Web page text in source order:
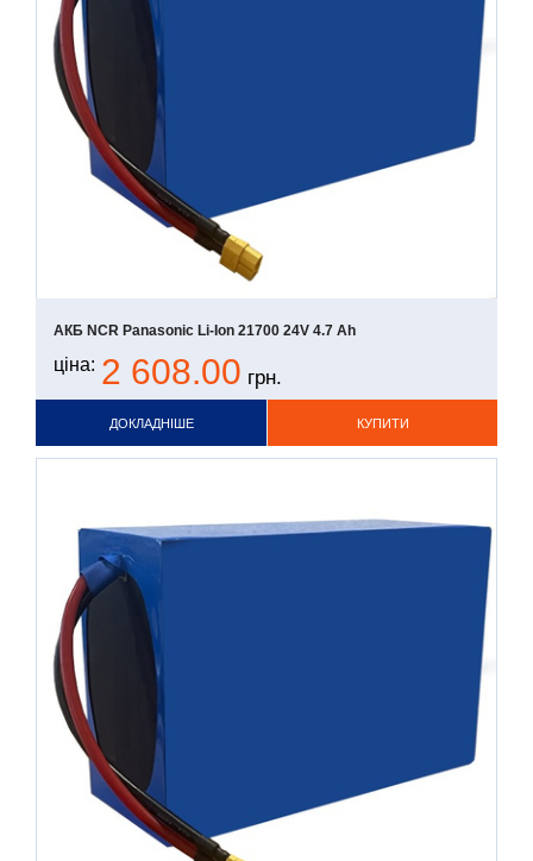
АКБ NCR Panasonic Li-Ion 21700 24V 4.7 Ah
ціна: 2 608.00 грн.
КУПИТИ
ДОКЛАДНІШЕ